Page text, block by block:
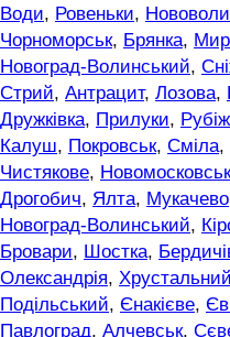
Води, Ровеньки,
Чорноморськ, Брянка,
Новоград-Волинський,
Стрий, Антрацит, Лозова,
Дружківка, Прилуки,
Калуш, Покровськ, Сміла,
Чистякове, Новомосковськ
Дрогобич, Ялта, Мукачево
Новоград-Волинський,
Бровари, Шостка,
Олександрія, Хрустальний
Подільський, Єнакієве,
Павлоград, Алчевськ,